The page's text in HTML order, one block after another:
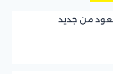
تعود من جديد